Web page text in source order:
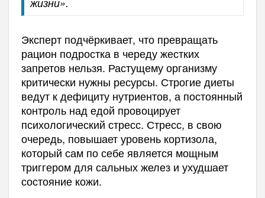
Эксперт подчёркивает, что превращать
рацион подростка в череду жестких
запретов нельзя. Растущему организму
критически нужны ресурсы. Строгие диеты
ведут к дефициту нутриентов, а постоянный
контроль над едой провоцирует
психологический стресс. Стресс, в свою
очередь, повышает уровень кортизола,
который сам по себе является мощным
триггером для сальных желез и ухудшает
состояние кожи.